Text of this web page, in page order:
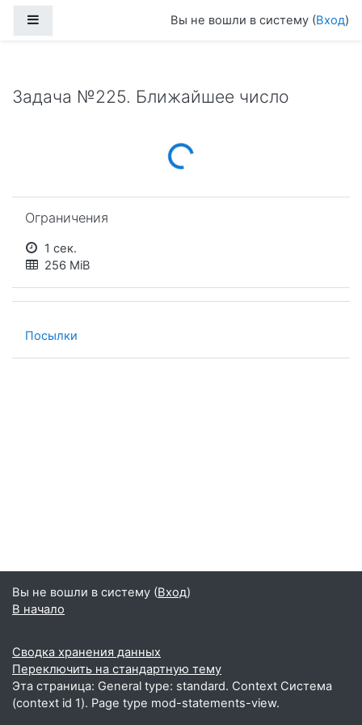
Вы не вошли в систему (Вход)
Задача №225. Ближайшее число
Loading...
Ограничения
1 сек.
256 MiB
Посылки
Вы не вошли в систему (Вход)
В начало
Сводка хранения данных
Переключить на стандартную тему
Эта страница: General type: standard. Context Система
(context id 1). Page type mod-statements-view.